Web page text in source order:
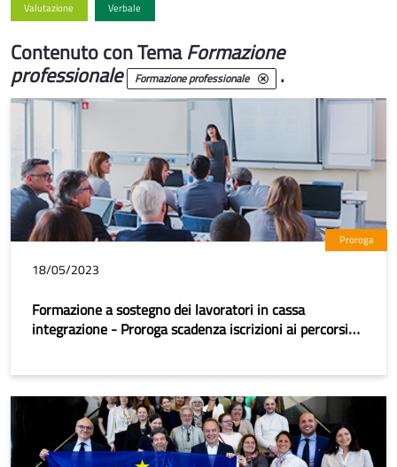
Contenuto con TemaFormazione
professionale Formazione professionale .
Proroga
18/05/2023
Formazione a sostegno dei lavoratori in cassa
integrazione - Proroga scadenza iscrizioni ai percorsi
Valutazione Verbale